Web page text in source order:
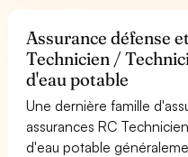
Assurance défense
Technicien /
d'eau potable
Une dernière famille
assurances RC
d'eau potable